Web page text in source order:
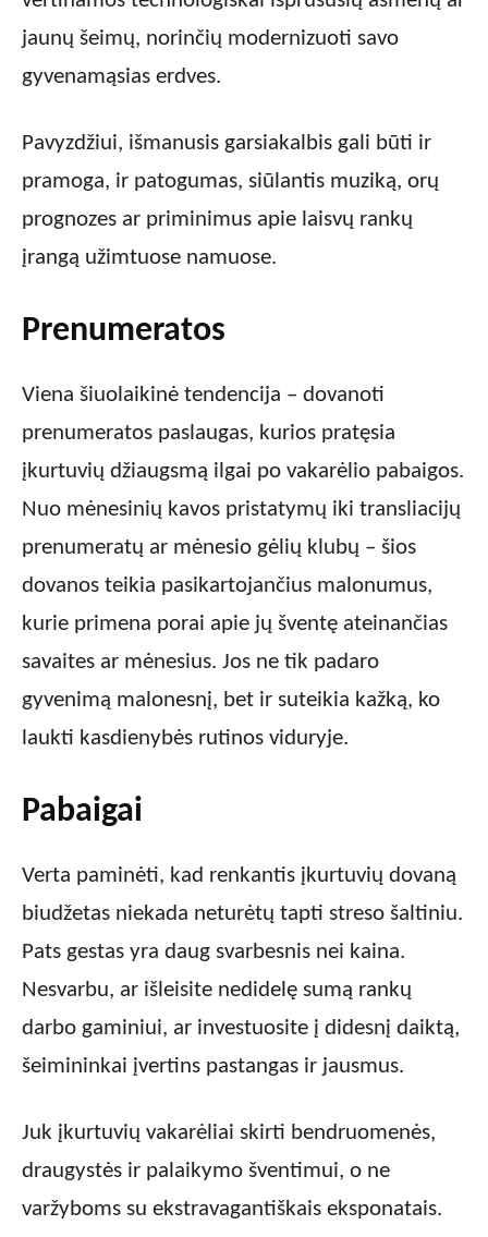
jaunų šeimų, norinčių modernizuoti savo
gyvenamąsias erdves.
Pavyzdžiui, išmanusis garsiakalbis gali būti ir
pramoga, ir patogumas, siūlantis muziką, orų
prognozes ar priminimus apie laisvų rankų
įrangą užimtuose namuose.
Prenumeratos
Viena šiuolaikinė tendencija – dovanoti
prenumeratos paslaugas, kurios pratęsia
įkurtuvių džiaugsmą ilgai po vakarėlio pabaigos.
Nuo mėnesinių kavos pristatymų iki transliacijų
prenumeratų ar mėnesio gėlių klubų – šios
dovanos teikia pasikartojančius malonumus,
kurie primena porai apie jų šventę ateinančias
savaites ar mėnesius. Jos ne tik padaro
gyvenimą malonesnį, bet ir suteikia kažką, ko
laukti kasdienybės rutinos viduryje.
Pabaigai
Verta paminėti, kad renkantis įkurtuvių dovaną
biudžetas niekada neturėtų tapti streso šaltiniu.
Pats gestas yra daug svarbesnis nei kaina.
Nesvarbu, ar išleisite nedidelę sumą rankų
darbo gaminiui, ar investuosite į didesnį daiktą,
šeimininkai įvertins pastangas ir jausmus.
Juk įkurtuvių vakarėliai skirti bendruomenės,
draugystės ir palaikymo šventimui, o ne
varžyboms su ekstravagantiškais eksponatais.